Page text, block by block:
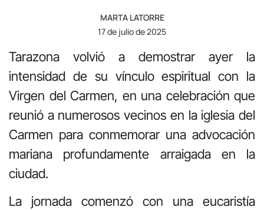
MARTA LATORRE
17 de julio de 2025
Tarazona volvió a demostrar ayer la
intensidad de su vínculo espiritual con la
Virgen del Carmen, en una celebración que
reunió a numerosos vecinos en la iglesia del
Carmen para conmemorar una advocación
mariana profundamente arraigada en la
ciudad.
La jornada comenzó con una eucaristía